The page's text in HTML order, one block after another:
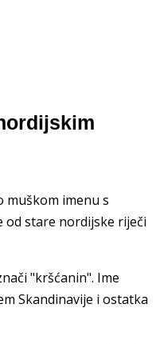
muškom imenu s
od stare nordijske riječi
"kršćanin". Ime
Skandinavije i ostatka